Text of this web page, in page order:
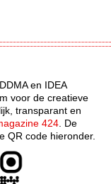
en IDEA
voor de creatieve
transparant en
424 . De
QR code hieronder.